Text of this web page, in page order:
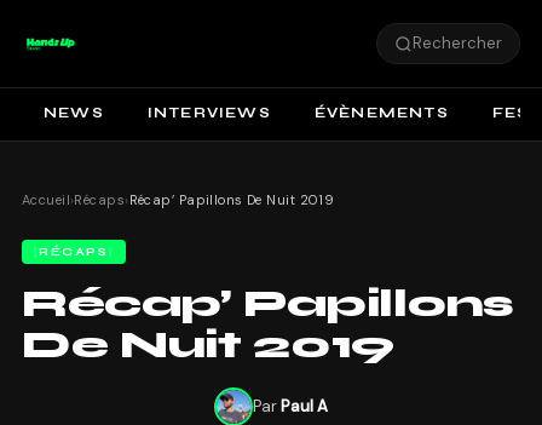
Rechercher
NEWS INTERVIEWS ÉVÈNEMENTS
Accueil›Récaps› Récap’ Papillons De Nuit 2019
RÉCAPS
Récap’ Papillons
De Nuit 2019
ParPaul A